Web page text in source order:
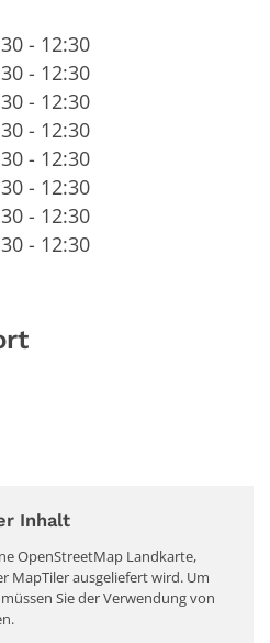
- 12:30
- 12:30
- 12:30
- 12:30
- 12:30
- 12:30
- 12:30
- 12:30
Inhalt
OpenStreetMap Landkarte,
MapTiler ausgeliefert wird. Um
Sie der Verwendung von